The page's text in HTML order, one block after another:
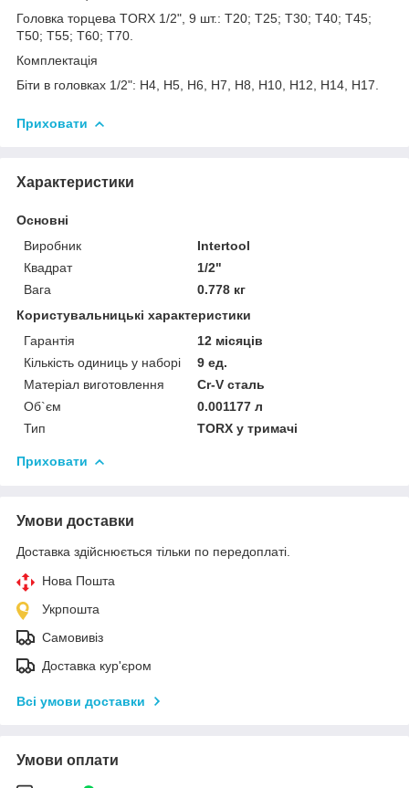
Головка торцева TORX 1/2", 9 шт.: Т20; Т25; Т30; Т40; Т45;
Т50; Т55; Т60; Т70
Комплектація
Біти в головках 1/2": H4, H5, H6, H7, H8, H10, H12, H14, H17.
Приховати
Характеристики
Основні
Виробник
Intertool
Квадрат
1/2"
Вага
0.778 кг
Користувальницькі характеристики
Гарантія
12 місяців
Кількість одиниць у наборі
9 ед.
Матеріал виготовлення
Cr-V сталь
Об`єм
0.001177 л
Тип
TORX у тримачі
Приховати
Умови доставки
Доставка здійснюється тільки по передоплаті.
Нова Пошта
Укрпошта
Самовивіз
Доставка кур'єром
Всі умови доставки
Умови оплати